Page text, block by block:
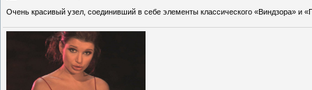
Очень красивый узел, соединивший в себе элементы классического «Виндзора» и